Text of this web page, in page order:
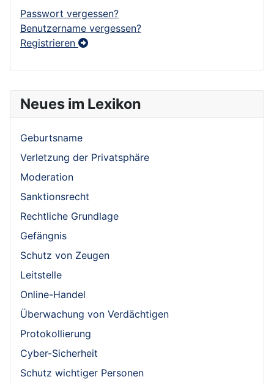
Neues im Lexikon
Geburtsname
Verletzung der Privatsphäre
Moderation
Sanktionsrecht
Rechtliche Grundlage
Gefängnis
Schutz von Zeugen
Leitstelle
Online-Handel
Überwachung von Verdächtigen
Protokollierung
Cyber-Sicherheit
Schutz wichtiger Personen
Passwort vergessen?
Benutzername vergessen?
Registrieren